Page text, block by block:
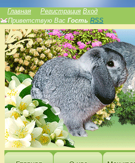
Главная
Регистрация Вход
Приветствую Вас Гость RSS